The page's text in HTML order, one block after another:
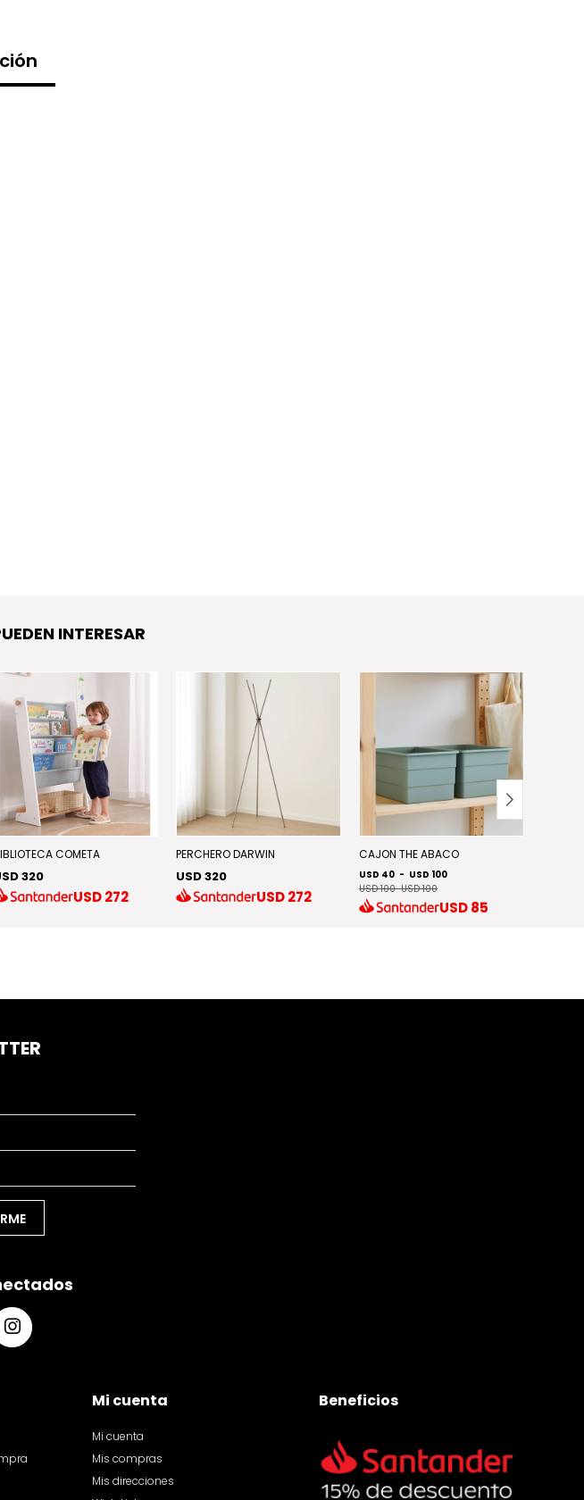
INTERESAR
COMETA
320
USD272
PERCHERO DARWIN
USD 320
USD272
CAJON THE ABACO
USD 40 - USD 100
USD 100-USD 100
USD85
Mi cuenta
Mi cuenta
Mis compras
Mis direcciones
Beneficios
